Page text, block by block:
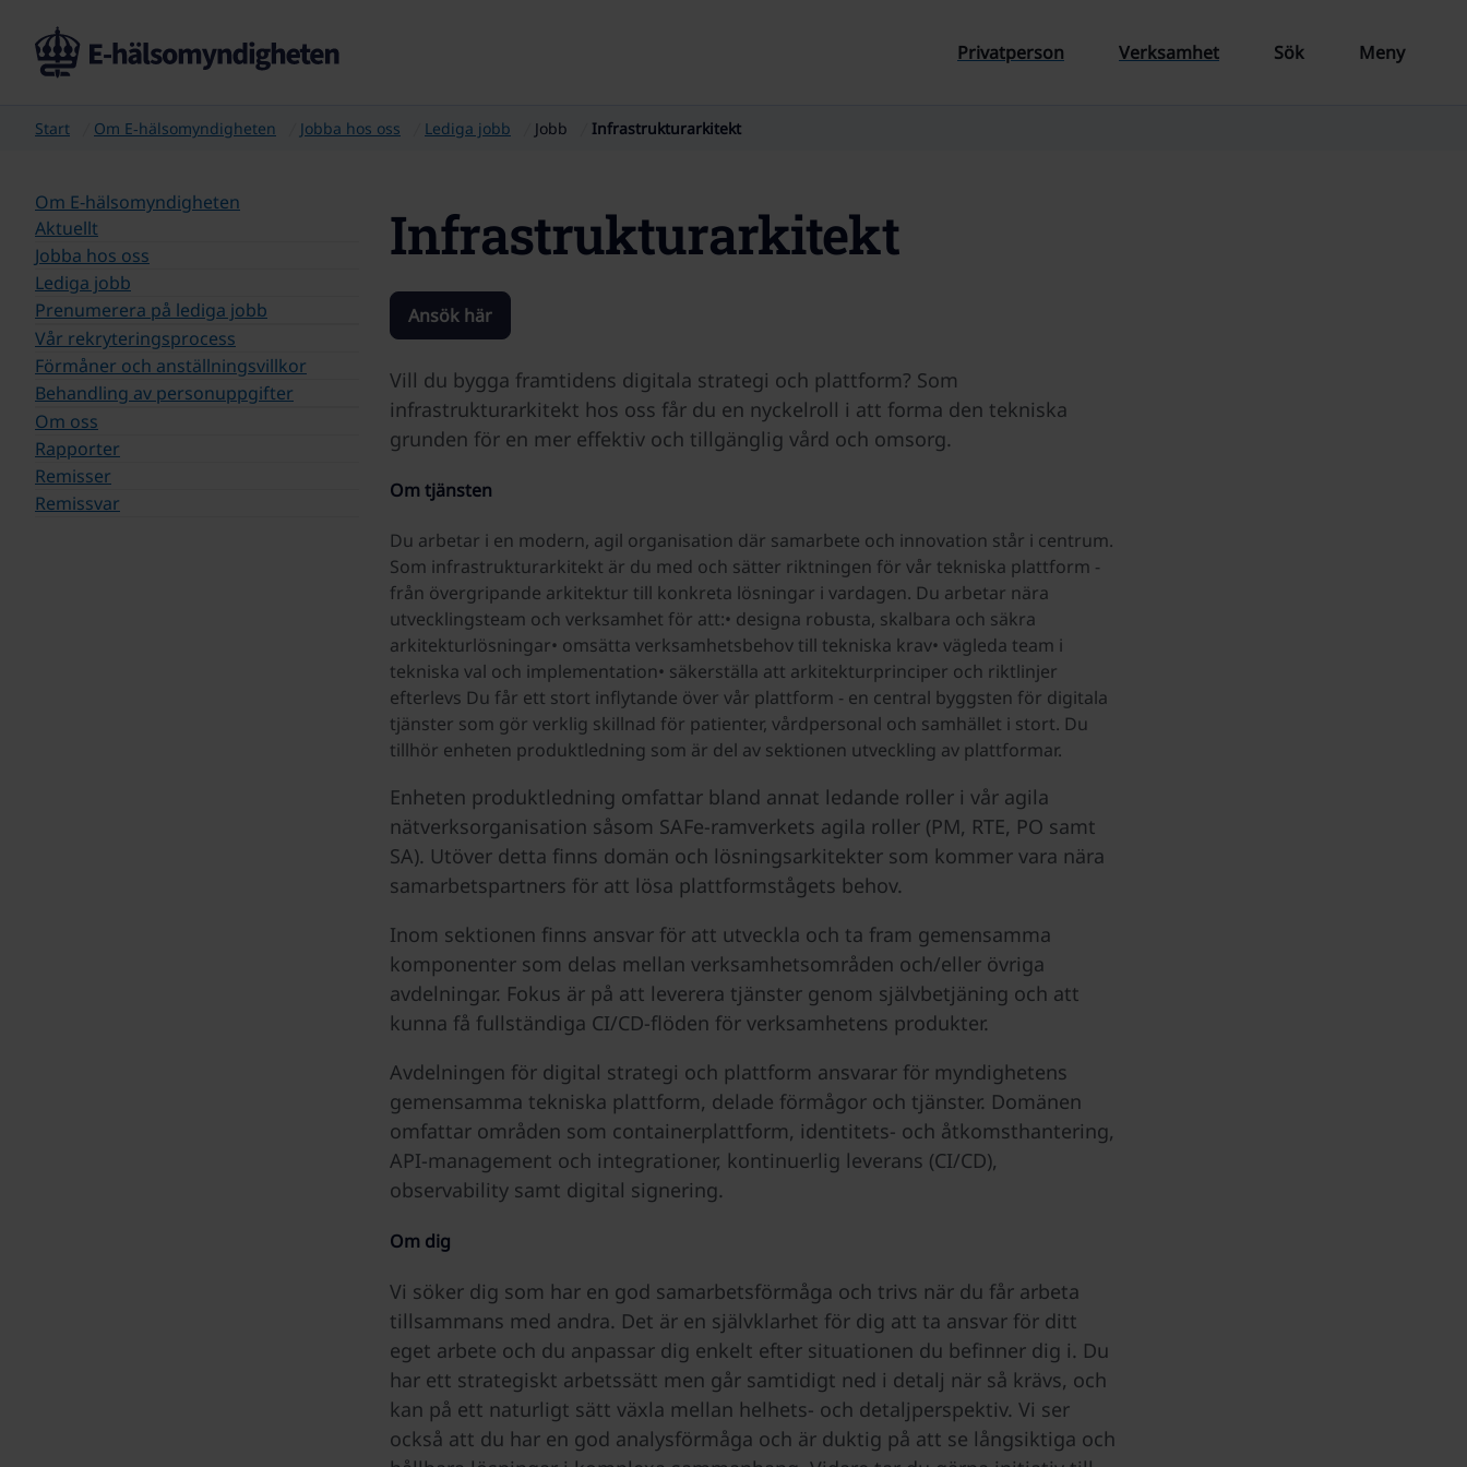
Privatperson Verksamhet Sök Meny
Start Om E‑hälsomyndigheten Jobba hos oss Lediga jobb Jobb Infrastrukturarkitekt
Om E‑hälsomyndigheten
Aktuellt
Jobba hos oss
Lediga jobb
Prenumerera på lediga jobb
Vår rekryteringsprocess
Förmåner och anställningsvillkor
Behandling av personuppgifter
Om oss
Rapporter
Remisser
Remissvar
Infrastrukturarkitekt
Ansök här
Vill du bygga framtidens digitala strategi och plattform? Som
infrastrukturarkitekt hos oss får du en nyckelroll i att forma den tekniska
grunden för en mer effektiv och tillgänglig vård och omsorg.
Om tjänsten
Du arbetar i en modern, agil organisation där samarbete och innovation står i centrum.
Som infrastrukturarkitekt är du med och sätter riktningen för vår tekniska plattform -
från övergripande arkitektur till konkreta lösningar i vardagen. Du arbetar nära
utvecklingsteam och verksamhet för att:• designa robusta, skalbara och säkra
arkitekturlösningar• omsätta verksamhetsbehov till tekniska krav• vägleda team i
tekniska val och implementation• säkerställa att arkitekturprinciper och riktlinjer
efterlevs Du får ett stort inflytande över vår plattform - en central byggsten för digitala
tjänster som gör verklig skillnad för patienter, vårdpersonal och samhället i stort. Du
tillhör enheten produktledning som är del av sektionen utveckling av plattformar.
Enheten produktledning omfattar bland annat ledande roller i vår agila
nätverksorganisation såsom SAFe-ramverkets agila roller (PM, RTE, PO samt
SA). Utöver detta finns domän och lösningsarkitekter som kommer vara nära
samarbetspartners för att lösa plattformstågets behov.
Inom sektionen finns ansvar för att utveckla och ta fram gemensamma
komponenter som delas mellan verksamhetsområden och/eller övriga
avdelningar. Fokus är på att leverera tjänster genom självbetjäning och att
kunna få fullständiga CI/CD-flöden för verksamhetens produkter.
Avdelningen för digital strategi och plattform ansvarar för myndighetens
gemensamma tekniska plattform, delade förmågor och tjänster. Domänen
omfattar områden som containerplattform, identitets- och åtkomsthantering,
API-management och integrationer, kontinuerlig leverans (CI/CD),
observability samt digital signering.
Om dig
Vi söker dig som har en god samarbetsförmåga och trivs när du får arbeta
tillsammans med andra. Det är en självklarhet för dig att ta ansvar för ditt
eget arbete och du anpassar dig enkelt efter situationen du befinner dig i. Du
har ett strategiskt arbetssätt men går samtidigt ned i detalj när så krävs, och
kan på ett naturligt sätt växla mellan helhets- och detaljperspektiv. Vi ser
också att du har en god analysförmåga och är duktig på att se långsiktiga och